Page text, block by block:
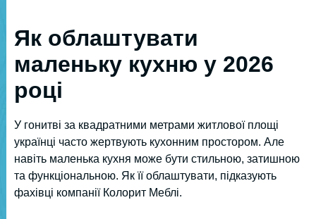
Як облаштувати
маленьку кухню у 2026
році
У гонитві за квадратними метрами житлової площі
українці часто жертвують кухонним простором. Але
навіть маленька кухня може бути стильною, затишною
та функціональною. Як її облаштувати, підказують
фахівці компанії Колорит Меблі.